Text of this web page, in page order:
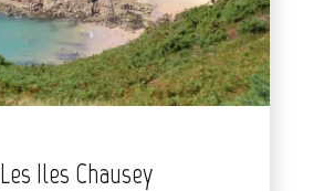
Les Iles Chausey